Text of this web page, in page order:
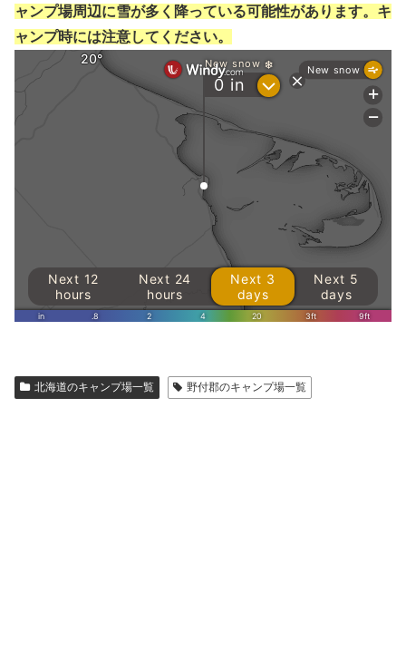
ャンプ場周辺に雪が多く降っている可能性があります。キ
ャンプ時には注意してください。
北海道のキャンプ場一覧 野付郡のキャンプ場一覧